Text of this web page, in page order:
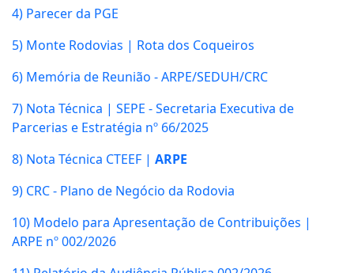
4) Parecer da PGE
5) Monte Rodovias | Rota dos Coqueiros
6) Memória de Reunião - ARPE/SEDUH/CRC
7) Nota Técnica | SEPE - Secretaria Executiva de
Parcerias e Estratégia nº 66/2025
8) Nota Técnica CTEEF | ARPE
9) CRC - Plano de Negócio da Rodovia
10) Modelo para Apresentação de Contribuições |
ARPE nº 002/2026